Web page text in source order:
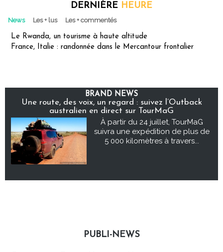
DERNIÈRE HEURE
News Les + lus Les + commentés
Le Rwanda, un tourisme à haute altitude
France, Italie : randonnée dans le Mercantour frontalier
BRAND NEWS
Une route, des voix, un regard : suivez l’Outback
australien en direct sur TourMaG
À partir du 24 juillet, TourMaG
suivra une expédition de plus de
5 000 kilomètres à travers...
PUBLI-NEWS